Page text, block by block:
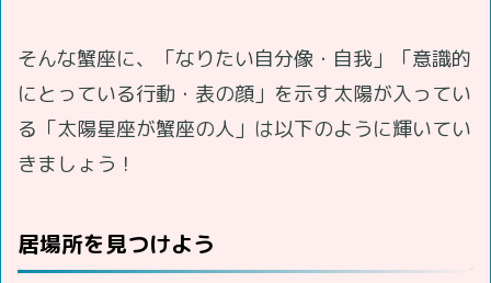
そんな蟹座に、「なりたい自分像・自我」「意識的
にとっている行動・表の顔」を示す太陽が入ってい
る「太陽星座が蟹座の人」は以下のように輝いてい
きましょう！
居場所を見つけよう